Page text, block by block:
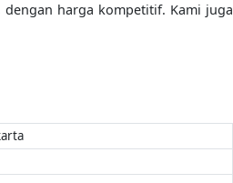
dengan harga kompetitif. Kami juga